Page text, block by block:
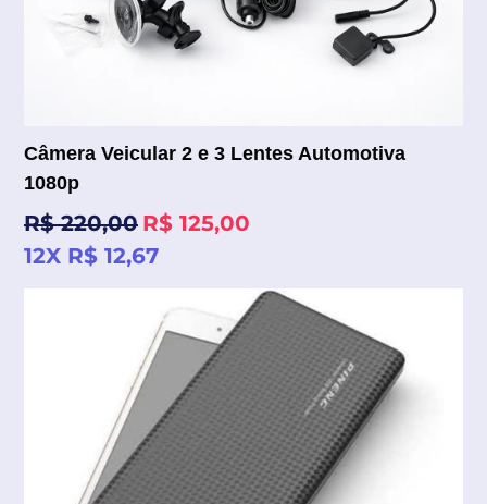
Câmera Veicular 2 e 3 Lentes Automotiva
1080p
Preço
normal
R$ 220,00 R$ 125,00
12X R$ 12,67